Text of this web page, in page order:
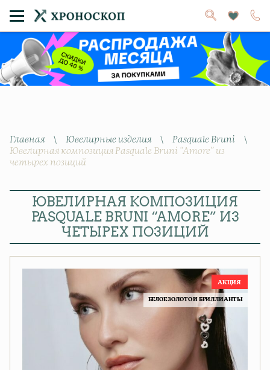
Главная \ Ювелирные изделия \ Pasquale Bruni \
Ювелирная композиция Pasquale Bruni “Amore” из
четырех позиций
ЮВЕЛИРНАЯ КОМПОЗИЦИЯ
PASQUALE BRUNI “AMORE” ИЗ
ЧЕТЫРЕХ ПОЗИЦИЙ
БЕЛОЕ ЗОЛОТО И БРИЛЛИАНТЫ